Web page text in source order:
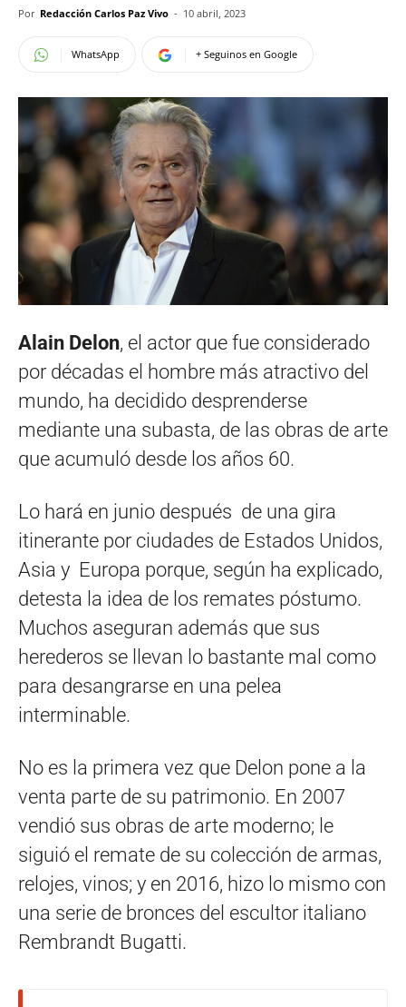
Por Redacción Carlos Paz Vivo - 10 abril, 2023
WhatsApp + Seguinos en Google
Alain Delon, el actor que fue considerado
por décadas el hombre más atractivo del
mundo, ha decidido desprenderse
mediante una subasta, de las obras de arte
que acumuló desde los años 60.
Lo hará en junio después de una gira
itinerante por ciudades de Estados Unidos,
Asia y Europa porque, según ha explicado,
detesta la idea de los remates póstumo.
Muchos aseguran además que sus
herederos se llevan lo bastante mal como
para desangrarse en una pelea
interminable.
No es la primera vez que Delon pone a la
venta parte de su patrimonio. En 2007
vendió sus obras de arte moderno; le
siguió el remate de su colección de armas,
relojes, vinos; y en 2016, hizo lo mismo con
una serie de bronces del escultor italiano
Rembrandt Bugatti.